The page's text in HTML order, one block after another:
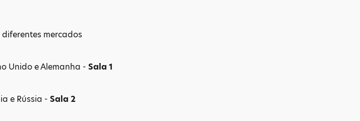
diferentes mercados
e Alemanha -Sala 1
e Rússia -Sala 2